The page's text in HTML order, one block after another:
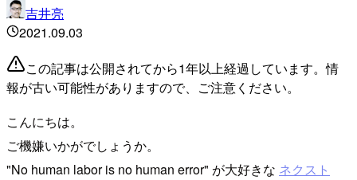
吉井亮
2021.09.03
この記事は公開されてから1年以上経過しています。情
報が古い可能性がありますので、ご注意ください。
こんにちは。
ご機嫌いかがでしょうか。
"No human labor is no human error" が大好きな ネクスト